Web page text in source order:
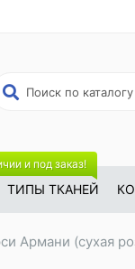
ТИПЫ ТКАНЕЙ
и под заказ!
Армани (сухая